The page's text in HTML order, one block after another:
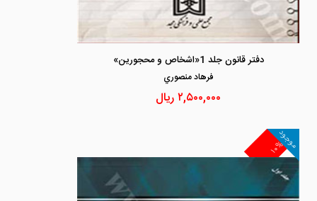
دفتر قانون جلد 1«اشخاص و محجورین»
فرهاد منصوري
۲,۵۰۰,۰۰۰ریال
۱۰%
موجود